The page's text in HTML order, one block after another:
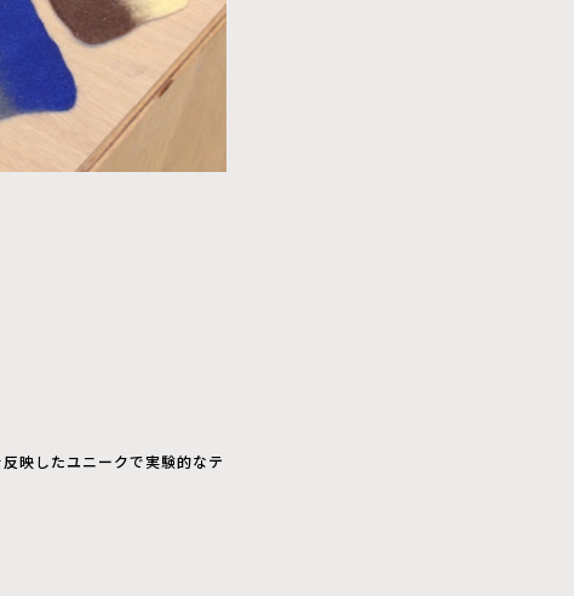
映したユニークで実験的なテ